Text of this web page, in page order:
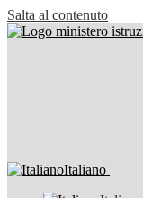
Salta al contenuto
Italiano